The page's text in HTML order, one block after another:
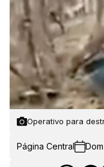
Operativo para
Página Central